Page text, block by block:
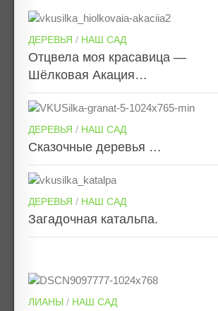
ДЕРЕВЬЯ / НАШ САД
Отцвела моя красавица —
Шёлковая Акация…
ДЕРЕВЬЯ / НАШ САД
Сказочные деревья …
ДЕРЕВЬЯ / НАШ САД
Загадочная катальпа.
ЛИАНЫ / НАШ САД